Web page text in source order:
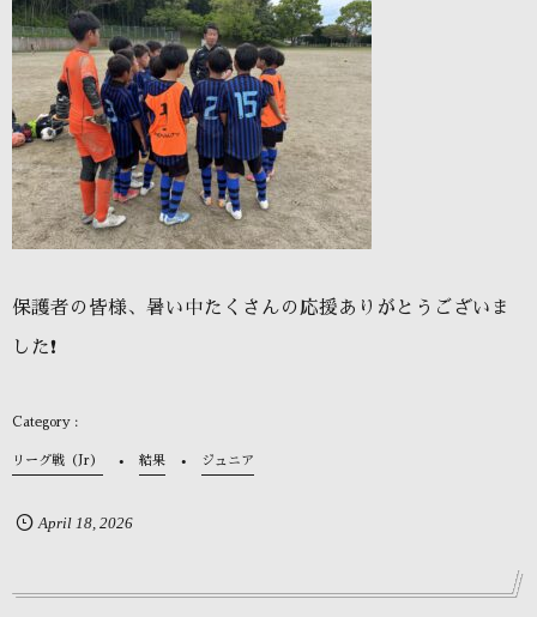
保護者の皆様、暑い中たくさんの応援ありがとうございま
した❗️
リーグ戦（Jr） 結果 ジュニア
April 18, 2026